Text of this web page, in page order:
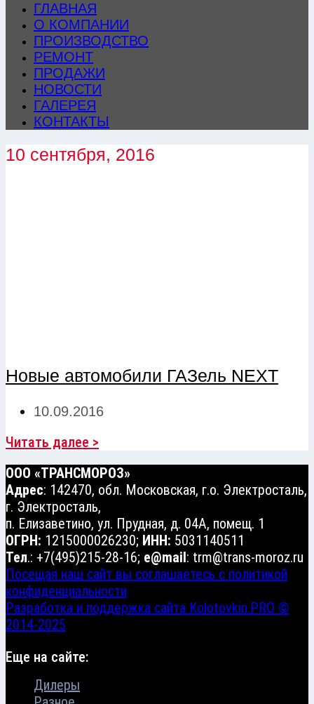
ГЛАВНАЯ
О КОМПАНИИ
ПРОИЗВОДСТВО
РЕМОНТ
ПРОДАЖИ
НОВОСТИ
ГАЛЕРЕЯ
КОНТАКТЫ
10 сентября, 2016
Новые автомобили ГАЗель NEXT
10.09.2016
Читать далее >
ООО «ТРАНСМОРОЗ»
Адрес: 142470, обл. Московская, г.о. Электросталь,
г. Электросталь,
п. Елизаветино, ул. Прудная, д. 04А, помещ. 1
ОГРН: 1215000026230; ИНН: 5031140511
Тел.: +7(495)215-28-16; e@mail: trm@trans-moroz.ru
Посещая наш сайт вы соглашаетесь с политикой
конфиденциальности
Разработка и поддержка сайта Kolotovkin.PRO ©
2014-2025
Еще на сайте:
Дилеры